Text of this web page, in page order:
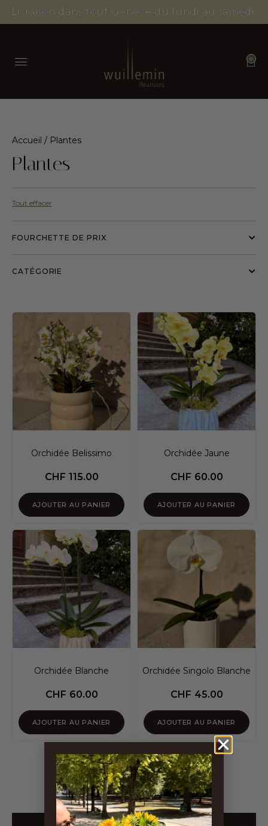
Livraison dans tout Genève du lundi au samedi.
0
Accueil / Plantes
Plantes
Tout effacer
FOURCHETTE DE PRIX
CATÉGORIE
Orchidée Belissimo
CHF 115.00
AJOUTER AU PANIER
Orchidée Jaune
CHF 60.00
AJOUTER AU PANIER
Orchidée Blanche
CHF 60.00
AJOUTER AU PANIER
Orchidée Singolo Blanche
CHF 45.00
AJOUTER AU PANIER